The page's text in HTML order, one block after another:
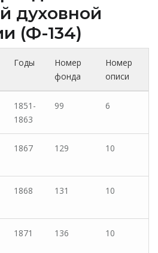
духовной
(Ф-134)
Годы
Номер
фонда
Номер
описи
1851-
1863
99 6
1867 129 10
1868 131 10
1871 136 10